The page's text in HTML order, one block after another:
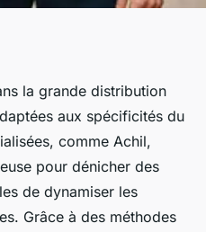
recrutement
la grande
lecture
la grande distribution
aux spécificités du
comme Achil,
pour dénicher des
de dynamiser les
Grâce à des méthodes